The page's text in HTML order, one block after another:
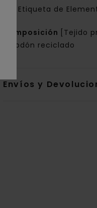
Etiqueta de
Composición
[Tejido
algodón reciclado
Envíos y